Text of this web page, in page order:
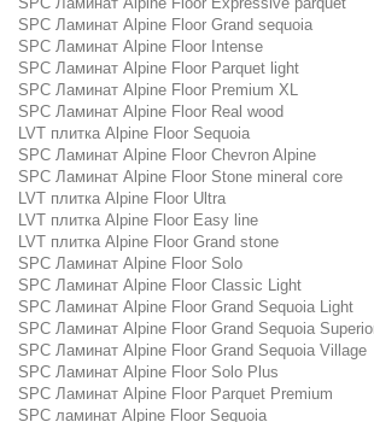
SPC Ламинат Alpine Floor Grand sequoia
SPC Ламинат Alpine Floor Intense
SPC Ламинат Alpine Floor Parquet light
SPC Ламинат Alpine Floor Premium XL
SPC Ламинат Alpine Floor Real wood
LVT плитка Alpine Floor Sequoia
SPC Ламинат Alpine Floor Chevron Alpine
SPC Ламинат Alpine Floor Stone mineral core
LVT плитка Alpine Floor Ultra
LVT плитка Alpine Floor Easy line
LVT плитка Alpine Floor Grand stone
SPC Ламинат Alpine Floor Solo
SPC Ламинат Alpine Floor Classic Light
SPC Ламинат Alpine Floor Grand Sequoia Light
SPC Ламинат Alpine Floor Grand Sequoia
SPC Ламинат Alpine Floor Grand Sequoia Village
SPC Ламинат Alpine Floor Solo Plus
SPC Ламинат Alpine Floor Parquet Premium
SPC ламинат Alpine Floor Sequoia